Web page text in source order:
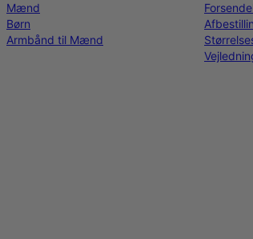
Mænd
Børn
Armbånd til Mænd